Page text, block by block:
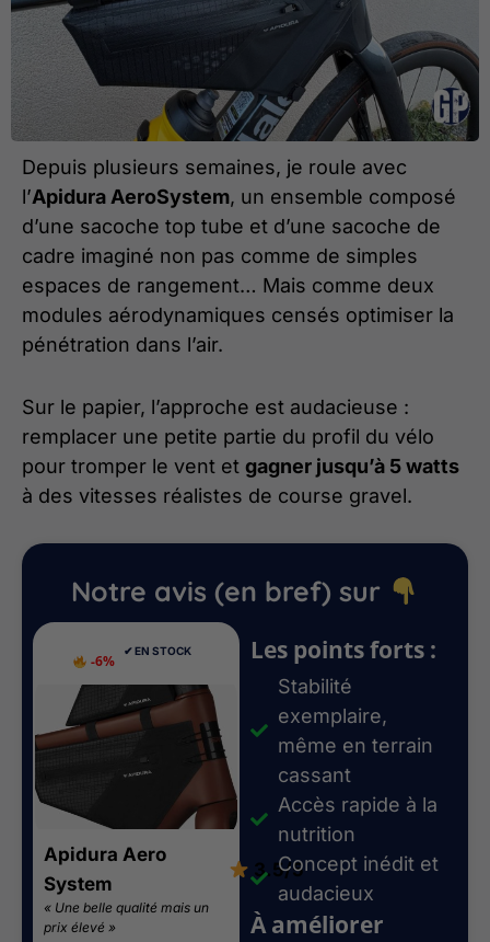
Depuis plusieurs semaines, je roule avec
l’Apidura AeroSystem, un ensemble composé
d’une sacoche top tube et d’une sacoche de
cadre imaginé non pas comme de simples
espaces de rangement… Mais comme deux
modules aérodynamiques censés optimiser la
pénétration dans l’air.
Sur le papier, l’approche est audacieuse :
remplacer une petite partie du profil du vélo
pour tromper le vent et gagner jusqu’à 5 watts
à des vitesses réalistes de course gravel.
Notre avis (en bref) sur
-6%
✔︎ EN STOCK
Apidura Aero
System
3.5/5
« Une belle qualité mais un
prix élevé »
Les points forts :
Stabilité
exemplaire,
même en terrain
cassant
Accès rapide à la
nutrition
Concept inédit et
audacieux
À améliorer